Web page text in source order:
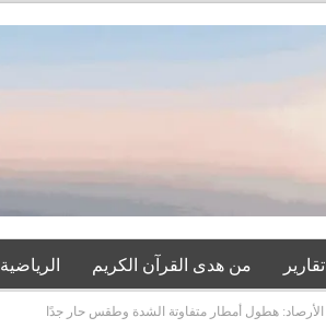
تقارير من هدى القرآن الكريم الرياضية
الأرصاد: هطول أمطار متفاوتة الشدة وطقس حار جدًا